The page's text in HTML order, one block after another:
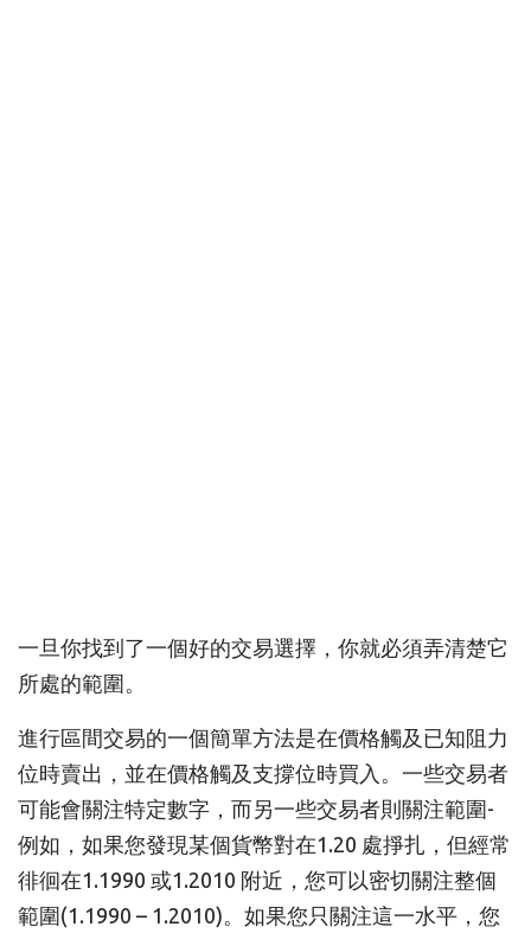
一旦你找到了一個好的交易選擇，你就必須弄清楚它
所處的範圍。
進行區間交易的一個簡單方法是在價格觸及已知阻力
位時賣出，並在價格觸及支撐位時買入。一些交易者
可能會關注特定數字，而另一些交易者則關注範圍-
例如，如果您發現某個貨幣對在1.20 處掙扎，但經常
徘徊在1.1990 或1.2010 附近，您可以密切關注整個
範圍(1.1990 – 1.2010)。如果您只關注這一水平，您